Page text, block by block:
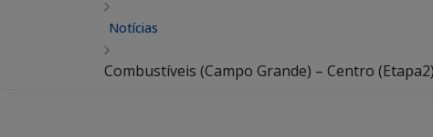
Notícias
Combustíveis (Campo Grande) – Centro (Etapa2)